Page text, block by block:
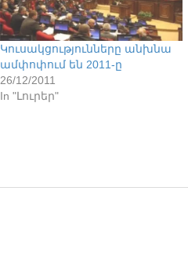
Կուսակցությունները անխնա
ամփոփում են 2011-ը
26/12/2011
In "Լուրեր"